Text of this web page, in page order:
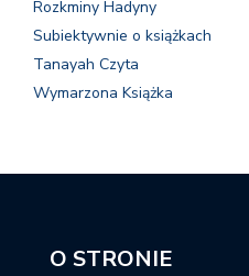
Rozkminy Hadyny
Subiektywnie o książkach
Tanayah Czyta
Wymarzona Książka
O STRONIE